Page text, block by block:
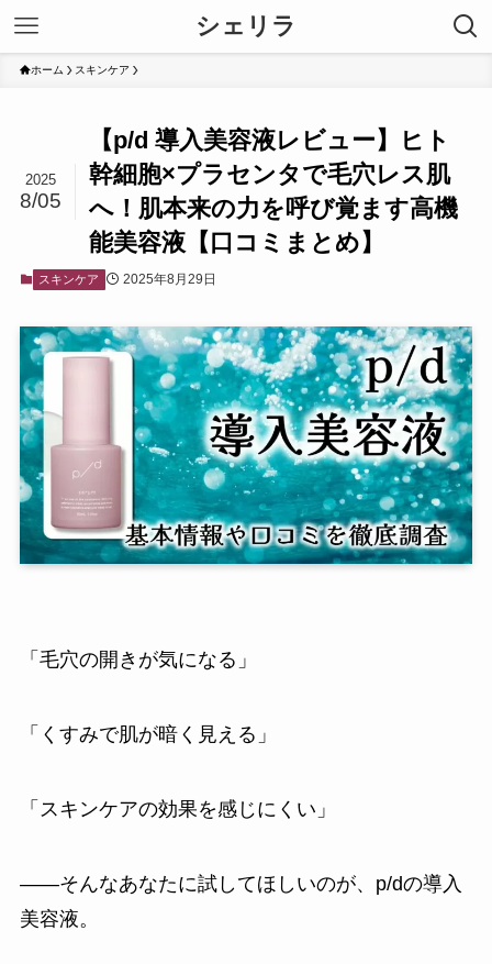
シェリラ
ホーム スキンケア
【p/d 導入美容液レビュー】ヒト
幹細胞×プラセンタで毛穴レス肌
へ！肌本来の力を呼び覚ます高機
能美容液【口コミまとめ】
2025
8/05
スキンケア 2025年8月29日
「毛穴の開きが気になる」
「くすみで肌が暗く見える」
「スキンケアの効果を感じにくい」
――そんなあなたに試してほしいのが、p/dの導入
美容液。